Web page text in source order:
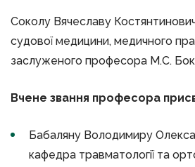
Соколу Вячеславу
судової медицини, медичного
заслуженого професора М.С.
Вчене звання професора
Бабаляну Володимиру
кафедра травматології та